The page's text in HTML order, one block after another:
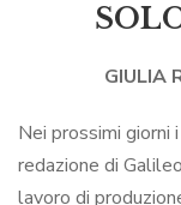
GIULIA
Nei prossimi
redazione di
lavoro di